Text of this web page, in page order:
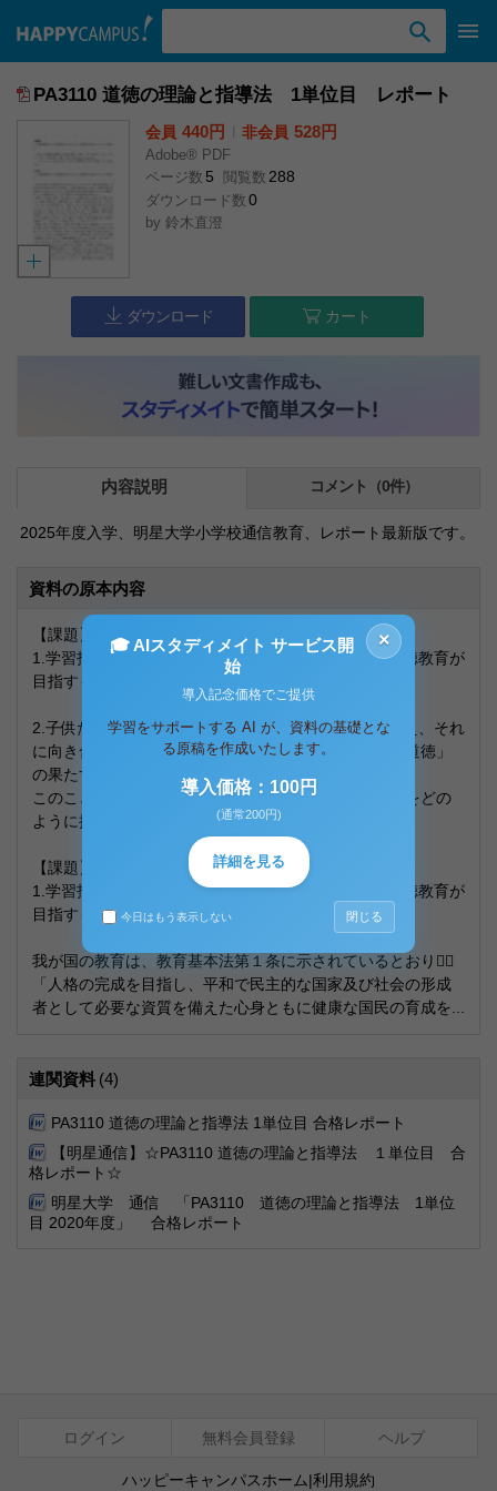
PA3110 道徳の理論と指導法 1単位目 レポート
会員 440円 非会員 528円
Adobe® PDF
ページ数 5 閲覧数 288
ダウンロード数 0
by 鈴木直澄
ダウンロード カート
内容説明 コメント（0件）
2025年度入学、明星大学小学校通信教育、レポート最新版です。
資料の原本内容
【課題】
1.学習指導要領における道徳教育の考え方および、道徳教育が
目指すものについて説明せよ。
2.子供たちが道徳的な課題を自分自身の問題として捉え、それ
に向き合い、よりよく生きていくために「特別の教科道徳」
の果たす役割は大きいと言えます。
このことについてあなたはどのように考え、道徳教育をどの
ように推進していくか論じなさい。
【課題】
1.学習指導要領における道徳教育の考え方および、道徳教育が
目指すものについて説明せよ。
我が国の教育は、教育基本法第１条に示されているとおり１⃣
「人格の完成を目指し、平和で民主的な国家及び社会の形成
者として必要な資質を備えた心身ともに健康な国民の育成を...
連関資料 (4)
PA3110 道徳の理論と指導法 1単位目 合格レポート
【明星通信】☆PA3110 道徳の理論と指導法 １単位目 合
格レポート☆
明星大学 通信 「PA3110 道徳の理論と指導法 1単位
目 2020年度」 合格レポート
ログイン 無料会員登録 ヘルプ
ハッピーキャンパスホーム|利用規約
×
🎓 AIスタディメイト サービス開
始
導入記念価格でご提供
学習をサポートする AI が、資料の基礎とな
る原稿を作成いたします。
導入価格：100円
(通常200円)
詳細を見る
今日はもう表示しない 閉じる